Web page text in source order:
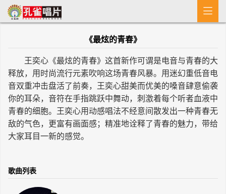
首 页
MV
新闻
艺人介绍
专辑

《最炫的青春》
王奕心《最炫的青春》这首新作可谓是电音与青春的大
释放，用时尚流行元素吹响这场青春风暴。用迷幻重低音电
音双重冲击盘活了前奏，王奕心甜美而优美的嗓音肆意偷袭
你的耳朵，音符在手指跳跃中舞动，刺激着每个听者血液中
青春的细胞。王奕心用动感唱法不经意间散发出一种青春无
敌的气色，更富有画面感；精准地诠释了青春的魅力，带给
大家耳目一新的感觉。
歌曲列表